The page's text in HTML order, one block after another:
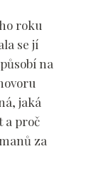
roku
se jí
na
jaká
a proč
za